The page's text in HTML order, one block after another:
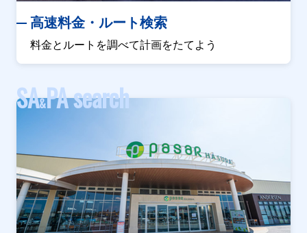
高速料金・ルート検索
料金とルートを調べて計画をたてよう
SA&PA search